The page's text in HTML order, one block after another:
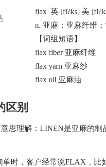
flax 英 [fl?ks] 美
n. 亚麻；亚麻纤维
【词组短语】
flax fiber 亚麻纤维
flax yarn 亚麻纱
flax oil 亚麻油
区别
思理解：LINEN是亚麻的
单时，客户经常说FLAX，比